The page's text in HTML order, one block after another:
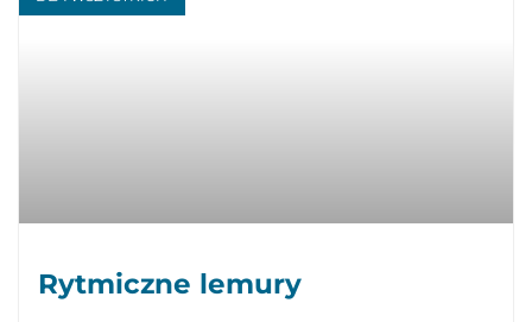
Rytmiczne lemury